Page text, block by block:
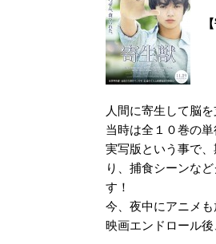
人間に寄生して脳
当時は全１０巻の
実写版という事で
り、捕食シーンな
す！
今、夜中にアニメも
映画エンドロール後